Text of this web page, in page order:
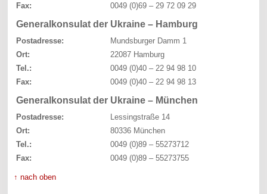
Fax:
0049 (0)69 – 29 72 09 29
Generalkonsulat der Ukraine – Hamburg
Postadresse:
Mundsburger Damm 1
Ort:
22087 Hamburg
Tel.:
0049 (0)40 – 22 94 98 10
Fax:
0049 (0)40 – 22 94 98 13
Generalkonsulat der Ukraine – München
Postadresse:
Lessingstraße 14
Ort:
80336 München
Tel.:
0049 (0)89 – 55273712
Fax:
0049 (0)89 – 55273755
↑ nach oben